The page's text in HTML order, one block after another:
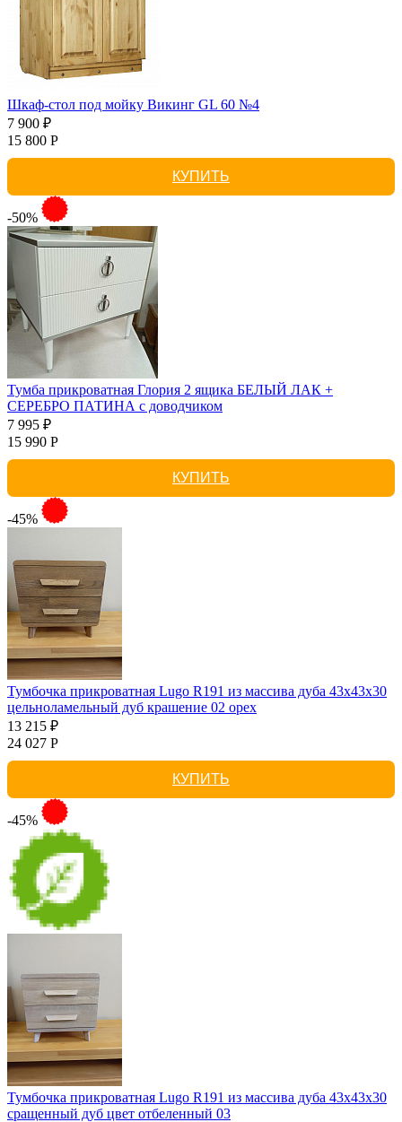
Шкаф-стол под мойку Викинг GL 60 №4
7 900 ₽
15 800 Р
КУПИТЬ
-50%
Тумба прикроватная Глория 2 ящика БЕЛЫЙ ЛАК +
СЕРЕБРО ПАТИНА с доводчиком
7 995 ₽
15 990 Р
КУПИТЬ
-45%
Тумбочка прикроватная Lugo R191 из массива дуба 43х43х30
цельноламельный дуб крашение 02 орех
13 215 ₽
24 027 Р
КУПИТЬ
-45%
Тумбочка прикроватная Lugo R191 из массива дуба 43х43х30
сращенный дуб цвет отбеленный 03